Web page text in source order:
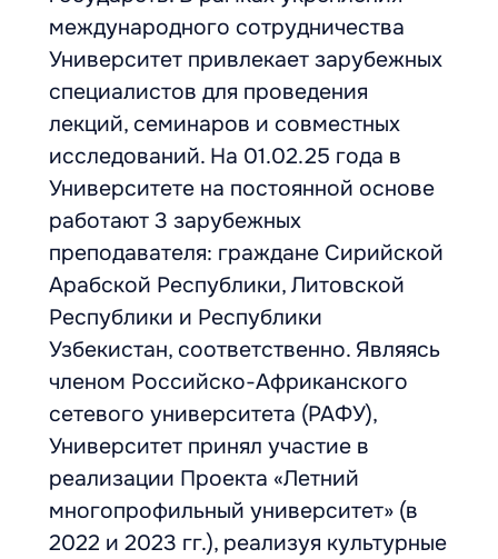
международного сотрудничества
Университет привлекает зарубежных
специалистов для проведения
лекций, семинаров и совместных
исследований. На 01.02.25 года в
Университете на постоянной основе
работают 3 зарубежных
преподавателя: граждане Сирийской
Арабской Республики, Литовской
Республики и Республики
Узбекистан, соответственно. Являясь
членом Российско-Африканского
сетевого университета (РАФУ),
Университет принял участие в
реализации Проекта «Летний
многопрофильный университет» (в
2022 и 2023 гг.), реализуя культурные